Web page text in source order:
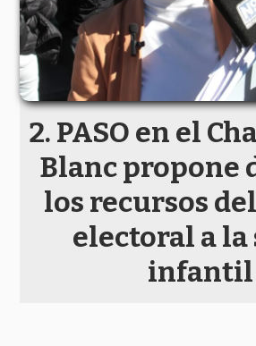
PASO en el
Blanc propone
los recursos
electoral a la
infantil